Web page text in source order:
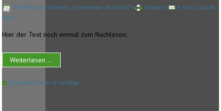
Veröffentlicht: Mittwoch, 19. November 2014 18:07 | Drucken | E-Mail | Zugriffe:
6161
Hier der Text noch einmal zum Nachlesen:
Weiterlesen ...
Kategorie: Reden im Landtag